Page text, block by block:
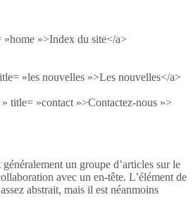
»>Index du site</a>
»les nouvelles »>Les nouvelles</a>
title= »contact »>Contactez-nous »>
un groupe d’articles sur le
avec un en-tête. L’élément de
abstrait, mais il est néanmoins